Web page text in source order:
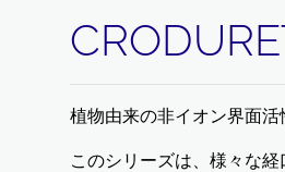
植物由来の非イオン界面
このシリーズは、様々な